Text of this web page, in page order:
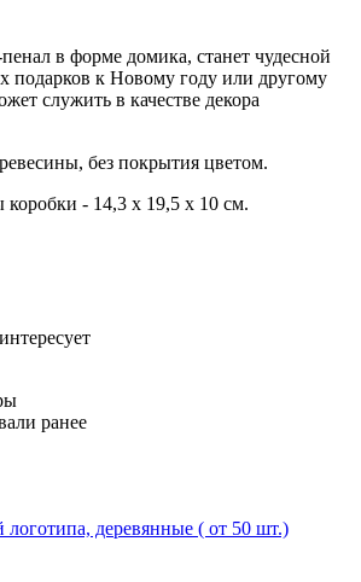
в форме домика, станет чудесной
подарков к Новому году или другому
служить в качестве декора
без покрытия цветом.
- 14,3 х 19,5 х 10 см.
ранее
логотипа, деревянные ( от 50 шт.)